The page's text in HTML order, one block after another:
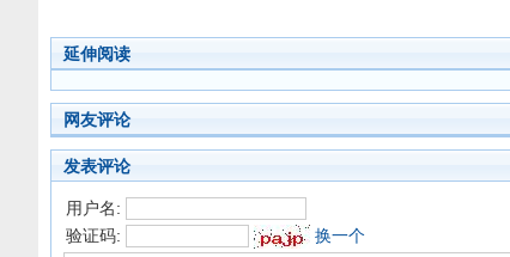
延伸阅读
网友评论
发表评论
用户名:
验证码:
换一个